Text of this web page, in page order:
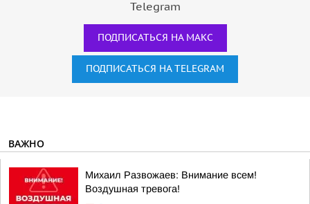
Telegram
ПОДПИСАТЬСЯ НА МАКС
ПОДПИСАТЬСЯ НА TELEGRAM
ВАЖНО
Михаил Развожаев: Внимание всем!
Воздушная тревога!